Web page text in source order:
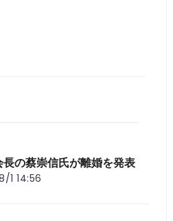
長の蔡崇信氏が離婚を発表
1 14:56